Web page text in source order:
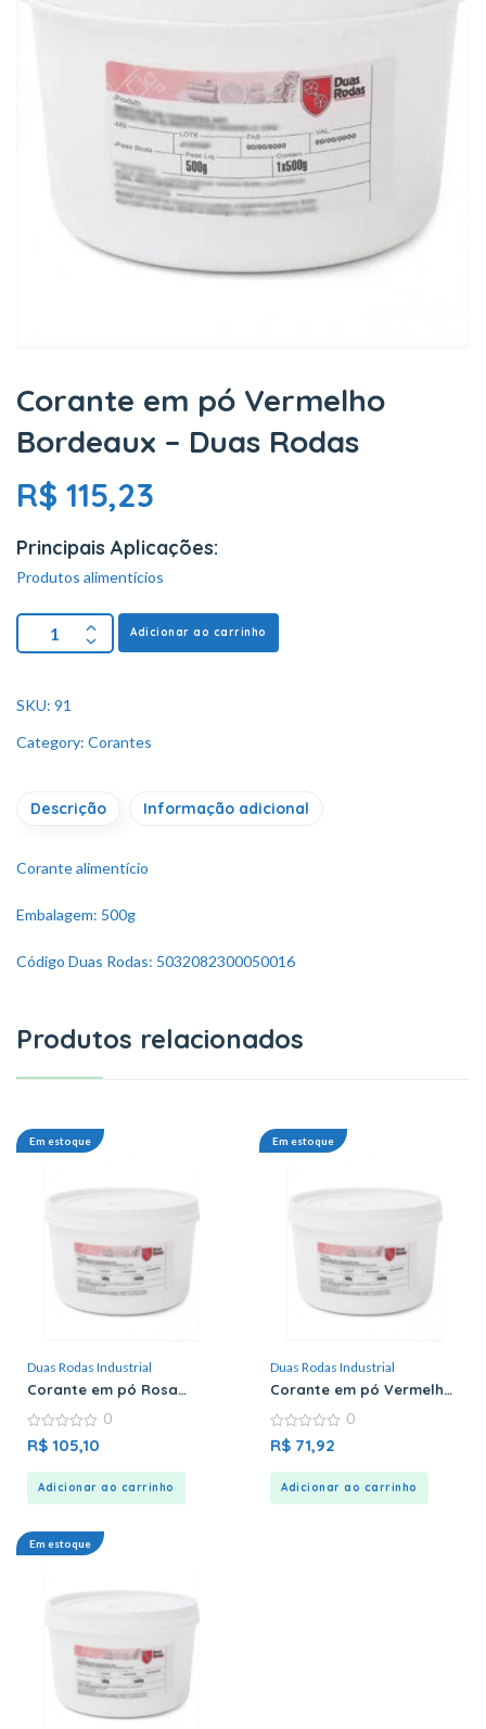
Corante em pó Vermelho
Bordeaux – Duas Rodas
R$ 115,23
Principais Aplicações:
Produtos alimentícios
Adicionar ao carrinho
SKU: 91
Category: Corantes
Descrição Informação adicional
Corante alimentício
Embalagem: 500g
Código Duas Rodas: 5032082300050016
Produtos relacionados
Em estoque
Duas Rodas Industrial
Corante em pó Rosa
0
out
0
R$ 105,10
Adicionar ao carrinho
Em estoque
Duas Rodas Industrial
Corante em pó Vermelho
0
out
0
R$ 71,92
Adicionar ao carrinho
Em estoque